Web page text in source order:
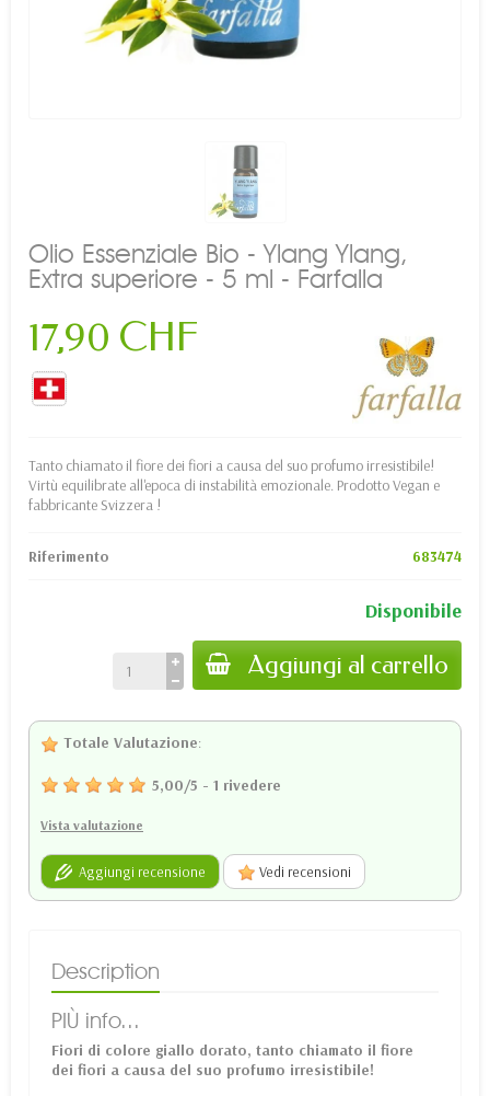
Olio Essenziale Bio - Ylang Ylang,
Extra superiore - 5 ml - Farfalla
17,90 CHF
Tanto chiamato il fiore dei fiori a causa del suo profumo irresistibile!
Virtù equilibrate all'epoca di instabilità emozionale . Prodotto Vegan e
fabbricante Svizzera !
Riferimento 683474
Disponibile
Aggiungi al carrello
Totale Valutazione:
5,00/5 - 1 rivedere
Vista valutazione
Aggiungi recensione Vedi recensioni
Description
PIÙ info...
Fiori di colore giallo dorato, tanto chiamato il fiore
dei fiori a causa del suo profumo irresistibile!